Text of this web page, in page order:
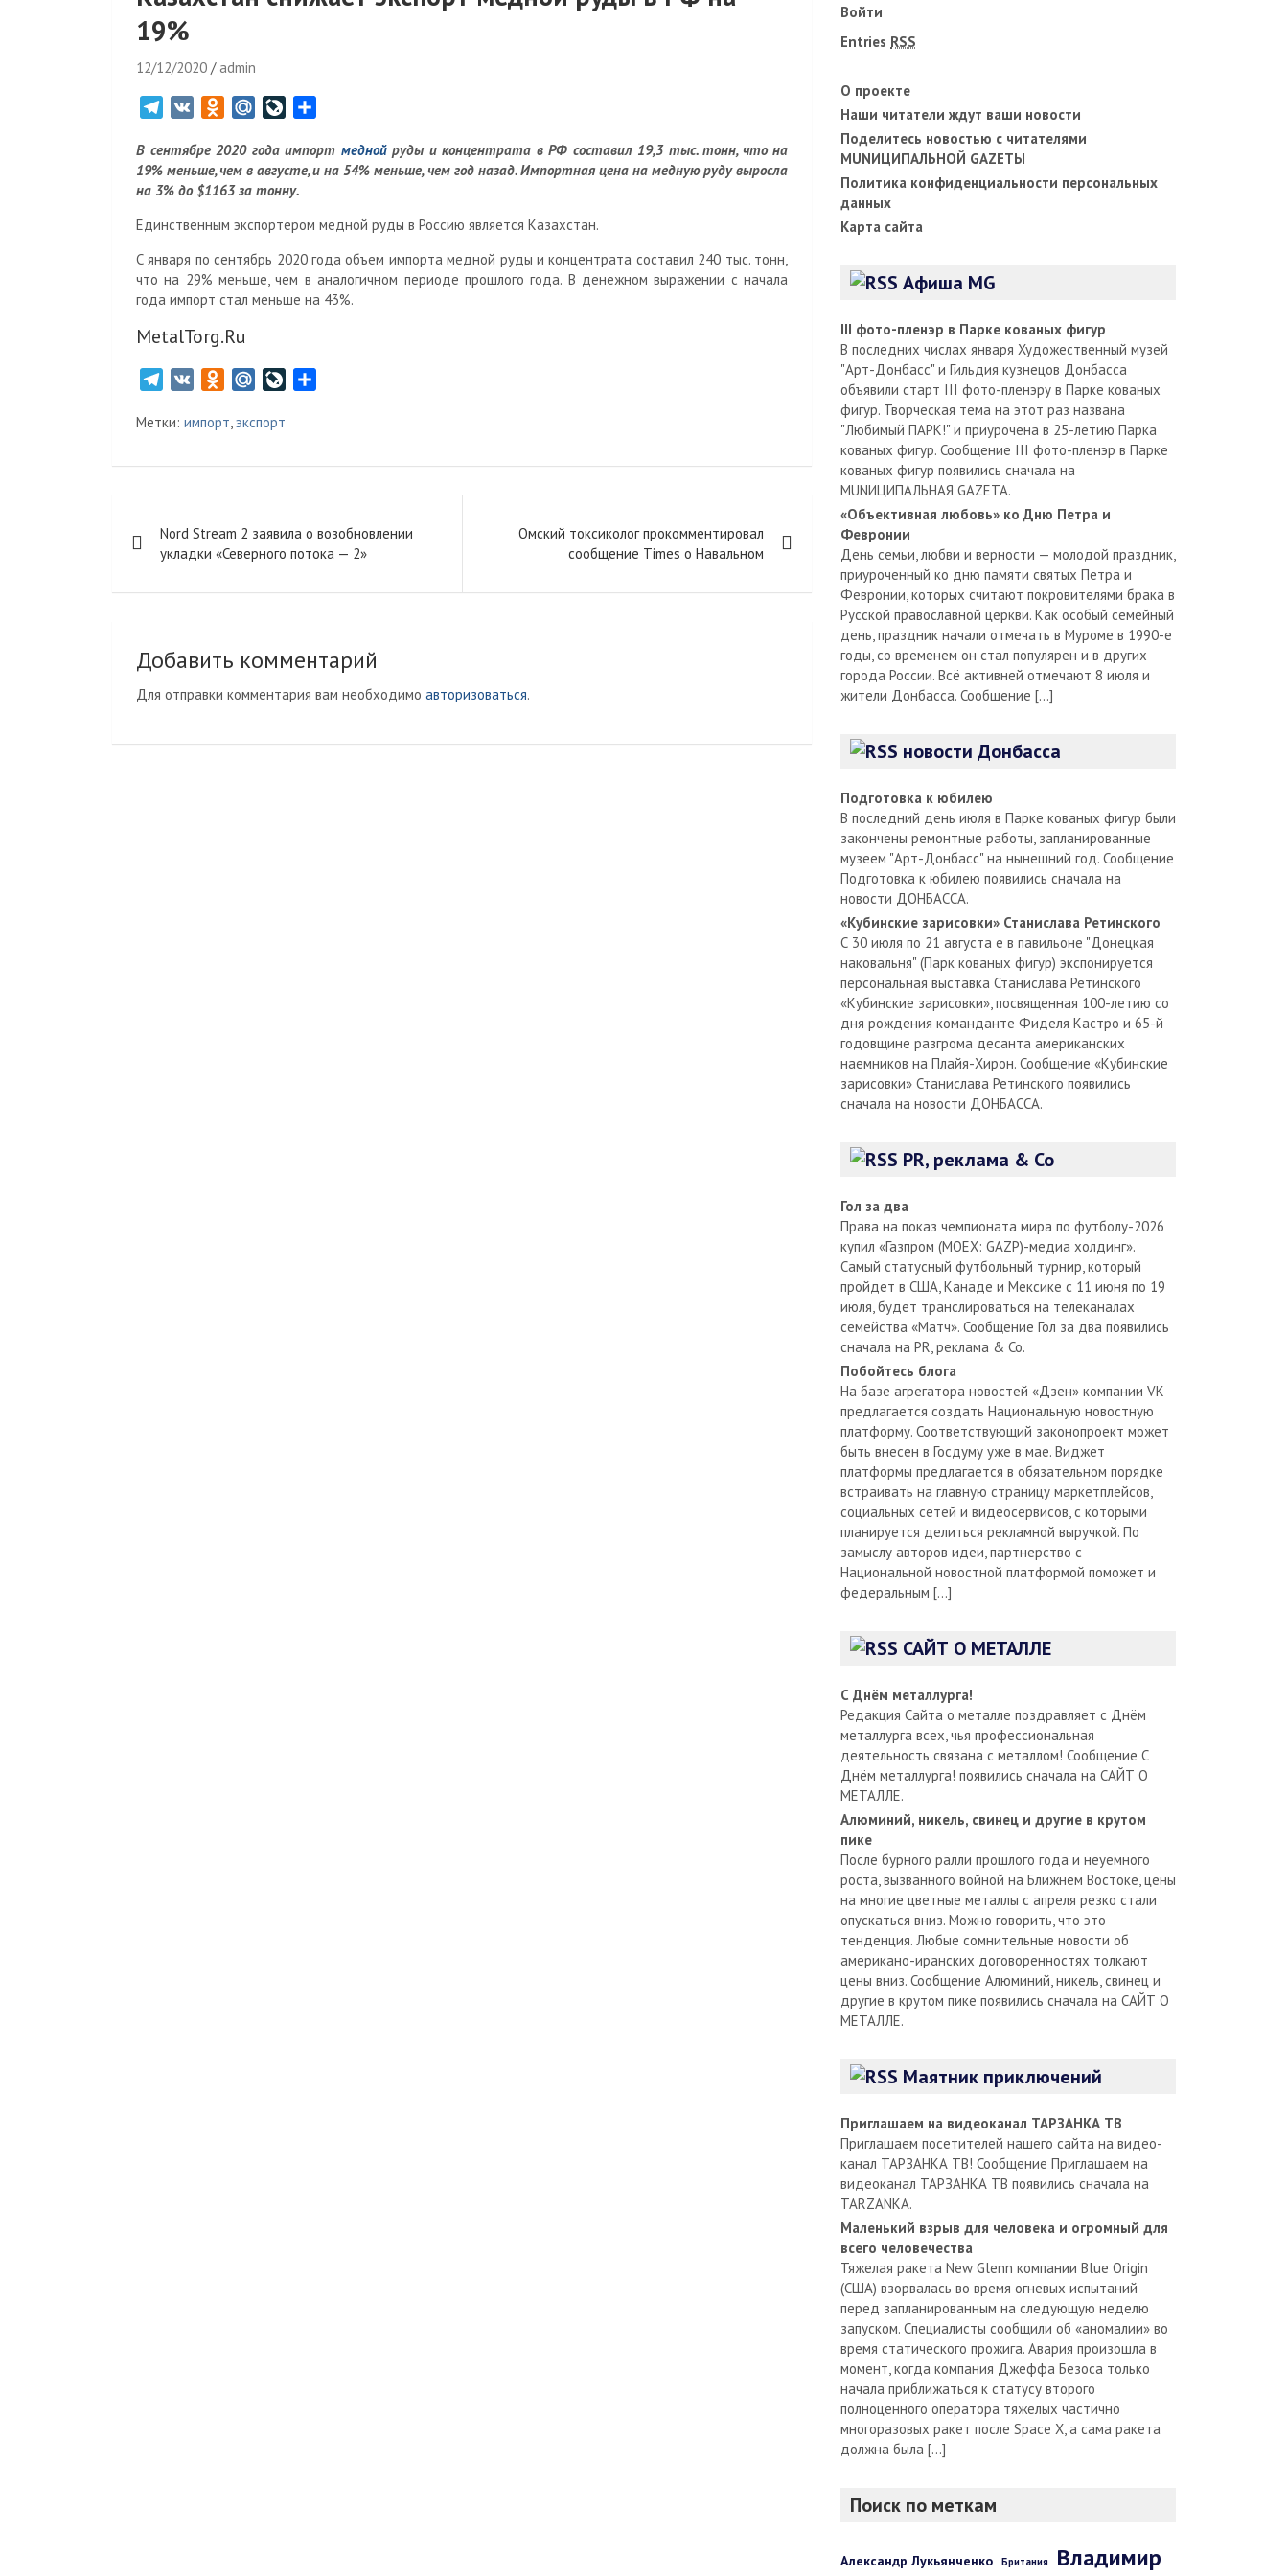
19%
12/12/2020 admin
l
e
g
r
m
n
o
k
l
s
M
i
l
.
R
v
e
J
o
r
п
р
в
т
В сентябре 2020 года импорт меднойруды и концентрата в РФ составил 19,3 тыс. тонн, что на
19% меньше, чем в августе, и на 54% меньше, чем год назад. Импортная цена на медную руду выросла
на 3% до $1163 за тонну.
Единственным экспортером медной руды в Россию является Казахстан.
С января по сентябрь 2020 года объем импорта медной руды и концентрата составил 240 тыс. тонн,
что на 29% меньше, чем в аналогичном периоде прошлого года. В денежном выражении с начала
года импорт стал меньше на 43%.
MetalTorg.Ru
l
g
m
n
k
s
s
i
M
i
.
J
r
n
а
т
ь
Метки: импорт,экспорт
по
записям
Nord Stream 2 заявила о возобновлении
укладки «Северного потока — 2»
Омский токсиколог прокомментировал
сообщение Times о Навальном
Добавить комментарий
Для отправки комментария вам необходимо авторизоваться.
Войти
Entries RSS
О проекте
Наши читатели ждут ваши новости
Поделитесь новостью с читателями
MUNИЦИПАЛЬНОЙ GAZЕТЫ
Политика конфиденциальности персональных
данных
Карта сайта
Афиша MG
III фото-пленэр в Парке кованых фигур
В последних числах января Художественный музей
"Арт-Донбасс" и Гильдия кузнецов Донбасса
объявили старт III фото-пленэру в Парке кованых
фигур. Творческая тема на этот раз названа
"Любимый ПАРК!" и приурочена в 25-летию Парка
кованых фигур. Сообщение III фото-пленэр в Парке
кованых фигур появились сначала на
MUNИЦИПАЛЬНАЯ GAZЕТА.
«Объективная любовь» ко Дню Петра и
Февронии
День семьи, любви и верности — молодой праздник,
приуроченный ко дню памяти святых Петра и
Февронии, которых считают покровителями брака в
Русской православной церкви. Как особый семейный
день, праздник начали отмечать в Муроме в 1990-е
годы, со временем он стал популярен и в других
города России. Всё активней отмечают 8 июля и
жители Донбасса. Сообщение […]
новости Донбасса
Подготовка к юбилею
В последний день июля в Парке кованых фигур были
закончены ремонтные работы, запланированные
музеем "Арт-Донбасс" на нынешний год. Сообщение
Подготовка к юбилею появились сначала на
новости ДОНБАССА.
«Кубинские зарисовки» Станислава Ретинского
С 30 июля по 21 августа е в павильоне "Донецкая
наковальня" (Парк кованых фигур) экспонируется
персональная выставка Станислава Ретинского
«Кубинские зарисовки», посвященная 100-летию со
дня рождения команданте Фиделя Кастро и 65-й
годовщине разгрома десанта американских
наемников на Плайя-Хирон. Сообщение «Кубинские
зарисовки» Станислава Ретинского появились
сначала на новости ДОНБАССА.
PR, реклама & Co
Гол за два
Права на показ чемпионата мира по футболу-2026
купил «Газпром (MOEX: GAZP)-медиа холдинг».
Самый статусный футбольный турнир, который
пройдет в США, Канаде и Мексике с 11 июня по 19
июля, будет транслироваться на телеканалах
семейства «Матч». Сообщение Гол за два появились
сначала на PR, реклама & Co.
Побойтесь блога
На базе агрегатора новостей «Дзен» компании VK
предлагается создать Национальную новостную
платформу. Соответствующий законопроект может
быть внесен в Госдуму уже в мае. Виджет
платформы предлагается в обязательном порядке
встраивать на главную страницу маркетплейсов,
социальных сетей и видеосервисов, с которыми
планируется делиться рекламной выручкой. По
замыслу авторов идеи, партнерство с
Национальной новостной платформой поможет и
федеральным […]
САЙТ О МЕТАЛЛЕ
С Днём металлурга!
Редакция Сайта о металле поздравляет с Днём
металлурга всех, чья профессиональная
деятельность связана с металлом! Сообщение С
Днём металлурга! появились сначала на САЙТ О
МЕТАЛЛЕ.
Алюминий, никель, свинец и другие в крутом
пике
После бурного ралли прошлого года и неуемного
роста, вызванного войной на Ближнем Востоке, цены
на многие цветные металлы с апреля резко стали
опускаться вниз. Можно говорить, что это
тенденция. Любые сомнительные новости об
американо-иранских договоренностях толкают
цены вниз. Сообщение Алюминий, никель, свинец и
другие в крутом пике появились сначала на САЙТ О
МЕТАЛЛЕ.
Маятник приключений
Приглашаем на видеоканал ТАРЗАНКА ТВ
Приглашаем посетителей нашего сайта на видео-
канал ТАРЗАНКА ТВ! Сообщение Приглашаем на
видеоканал ТАРЗАНКА ТВ появились сначала на
TARZANKA.
Маленький взрыв для человека и огромный для
всего человечества
Тяжелая ракета New Glenn компании Blue Origin
(США) взорвалась во время огневых испытаний
перед запланированным на следующую неделю
запуском. Специалисты сообщили об «аномалии» во
время статического прожига. Авария произошла в
момент, когда компания Джеффа Безоса только
начала приближаться к статусу второго
полноценного оператора тяжелых частично
многоразовых ракет после Space X, а сама ракета
должна была […]
Поиск по меткам
Александр Лукьянченко Британия Владимир